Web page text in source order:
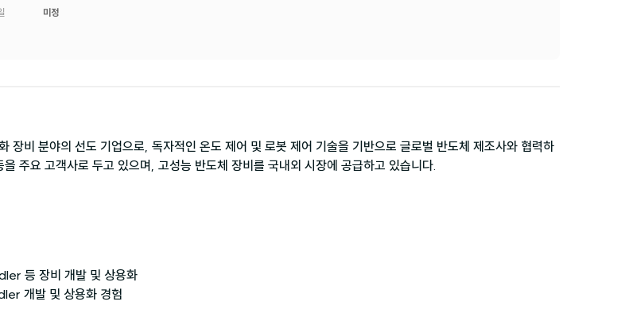
미정
장비 분야의 선도 기업으로, 독자적인 온도 제어 및 로봇 제어 기술을 기반으로 글로벌 반도체 제조사와 협력하
주요 고객사로 두고 있으며, 고성능 반도체 장비를 국내외 시장에 공급하고 있습니다.
등 장비 개발 및 상용화
개발 및 상용화 경험